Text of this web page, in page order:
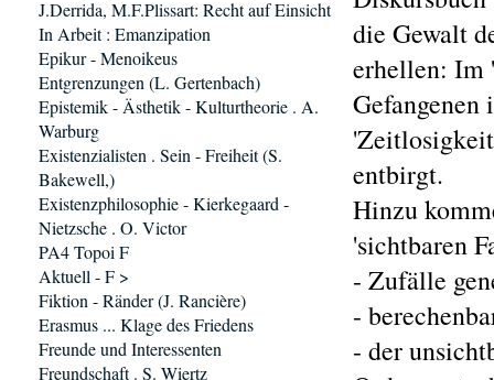
die Gewalt
erhellen: Im
entbirgt.
Hinzu
'sichtbaren
- Zufälle
-
- der
J.Derrida, M.F.Plissart: Recht auf Einsicht
In Arbeit : Emanzipation
Epikur - Menoikeus
Entgrenzungen (L. Gertenbach)
Epistemik - Ästhetik - Kulturtheorie . A.
Warburg
Existenzialisten . Sein - Freiheit (S.
Bakewell,)
Existenzphilosophie - Kierkegaard -
Nietzsche . O. Victor
PA4 Topoi F
Aktuell - F >
Fiktion - Ränder (J. Rancière)
Erasmus ... Klage des Friedens
Freunde und Interessenten
Freundschaft . S. Wiertz